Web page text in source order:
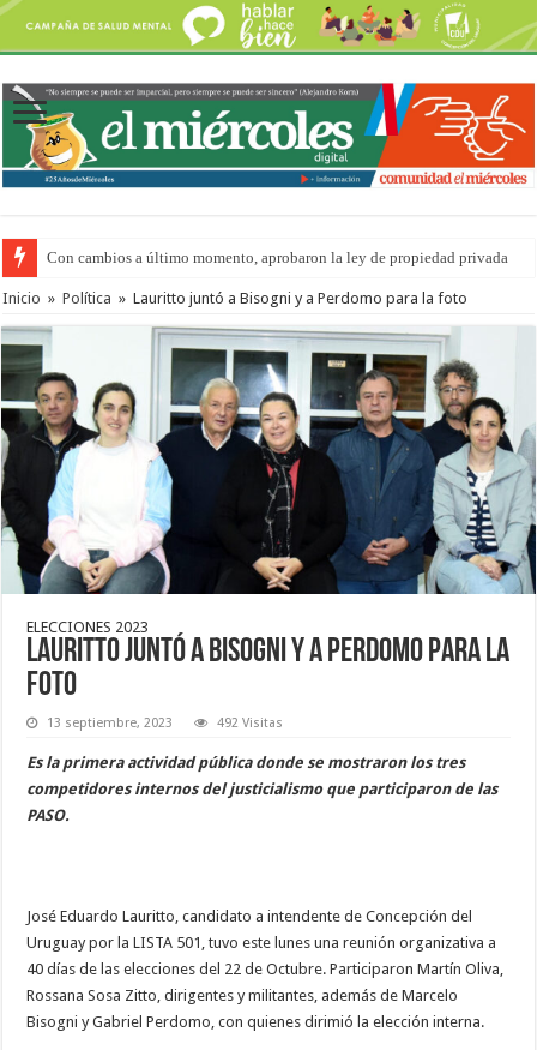
Con cambios a último momento, aprobaron la ley de propiedad privada
Adopción en Entre Ríos: el 35% de los 90 niños, niñas y adolescentes que
Inicio » Política » Lauritto juntó a Bisogni y a Perdomo para la foto
ELECCIONES 2023
Lauritto juntó a Bisogni y a Perdomo para la
foto
13 septiembre, 2023 492 Visitas
Es la primera actividad pública donde se mostraron los tres
competidores internos del justicialismo que participaron de las
PASO.
José Eduardo Lauritto, candidato a intendente de Concepción del
Uruguay por la LISTA 501, tuvo este lunes una reunión organizativa a
40 días de las elecciones del 22 de Octubre. Participaron Martín Oliva,
Rossana Sosa Zitto, dirigentes y militantes, además de Marcelo
Bisogni y Gabriel Perdomo, con quienes dirimió la elección interna.